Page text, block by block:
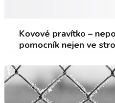
Kovové pravítko –
pomocník nejen ve